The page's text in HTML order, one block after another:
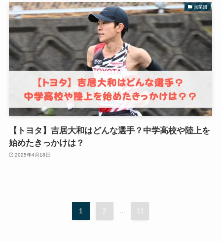
実業団
【トヨタ】吉居大和はどんな選手？中学高校や陸上を
始めたきっかけは？
2025年4月18日
1 2 ... 11